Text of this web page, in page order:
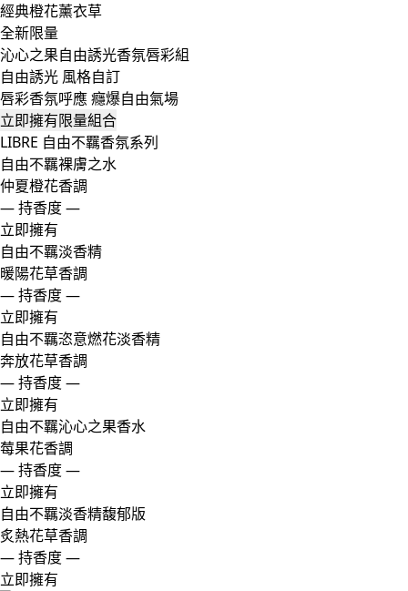
經典橙花薰衣草
全新限量
沁心之果自由誘光香氛唇彩組
自由誘光 風格自訂​
唇彩香氛呼應 癮爆自由氣場​
立即擁有限量組合
LIBRE 自由不羈香氛系列
自由不羈裸膚之水
仲夏橙花香調
— 持香度 —
立即擁有
自由不羈淡香精
暖陽花草香調
— 持香度 —
立即擁有
自由不羈恣意燃花淡香精
奔放花草香調
— 持香度 —
立即擁有
自由不羈沁心之果香水
莓果花香調
— 持香度 —
立即擁有
自由不羈淡香精馥郁版​
炙熱花草香調​
— 持香度 —
立即擁有